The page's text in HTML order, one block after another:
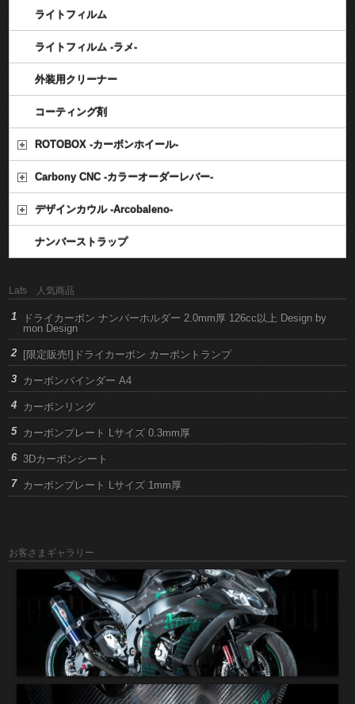
ライトフィルム
ライトフィルム -ラメ-
外装用クリーナー
コーティング剤
ROTOBOX -カーボンホイール-
Carbony CNC -カラーオーダーレバー-
デザインカウル -Arcobaleno-
ナンバーストラップ
Lafs 人気商品
ドライカーボン ナンバーホルダー 2.0mm厚 126cc以上 Design by
mon Design
[限定販売!]ドライカーボン カーボントランプ
カーボンバインダー A4
カーボンリング
カーボンプレート Lサイズ 0.3mm厚
3Dカーボンシート
カーボンプレート Lサイズ 1mm厚
お客さまギャラリー